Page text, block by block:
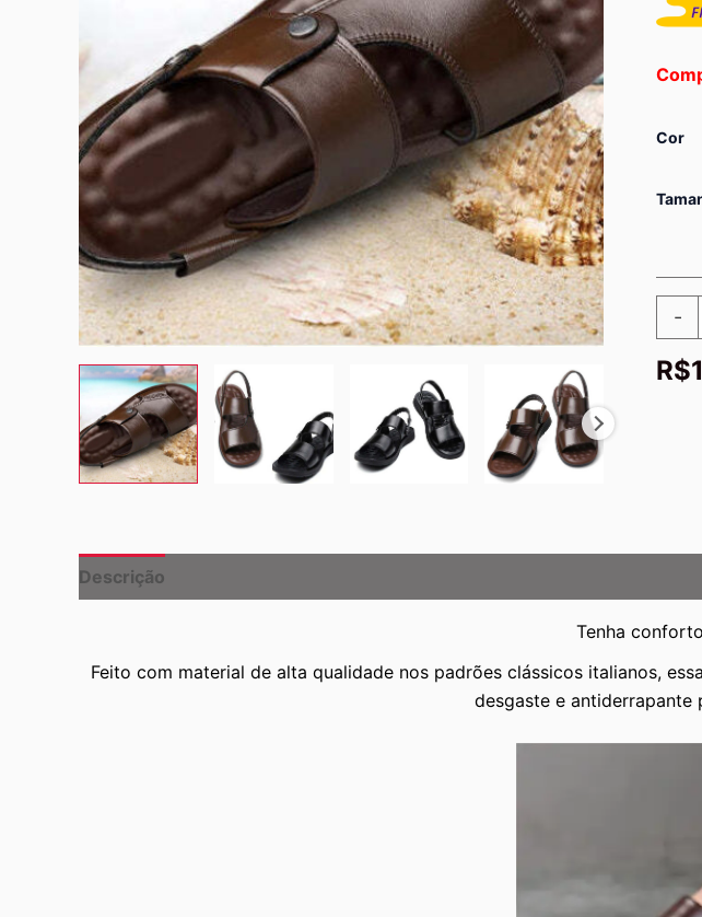
Cor
-
Couro
R$
Descrição
Tenha
Feito com material de alta qualidade nos padrões clássicos italianos, essa
desgaste e antiderrapante